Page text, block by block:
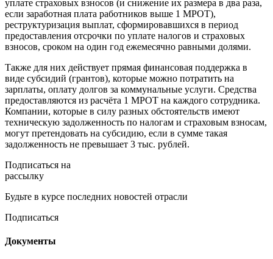
уплате страховых взносов (и снижение их размера в два раза,
если заработная плата работников выше 1 МРОТ),
реструктуризация выплат, сформировавшихся в период
предоставления отсрочки по уплате налогов и страховых
взносов, сроком на один год ежемесячно равными долями.
Также для них действует прямая финансовая поддержка в
виде субсидий (грантов), которые можно потратить на
зарплаты, оплату долгов за коммунальные услуги. Средства
предоставляются из расчёта 1 МРОТ на каждого сотрудника.
Компании, которые в силу разных обстоятельств имеют
техническую задолженность по налогам и страховым взносам,
могут претендовать на субсидию, если в сумме такая
задолженность не превышает 3 тыс. рублей.
Подписаться на
рассылку
Будьте в курсе последних новостей отрасли
Подписаться
Документы